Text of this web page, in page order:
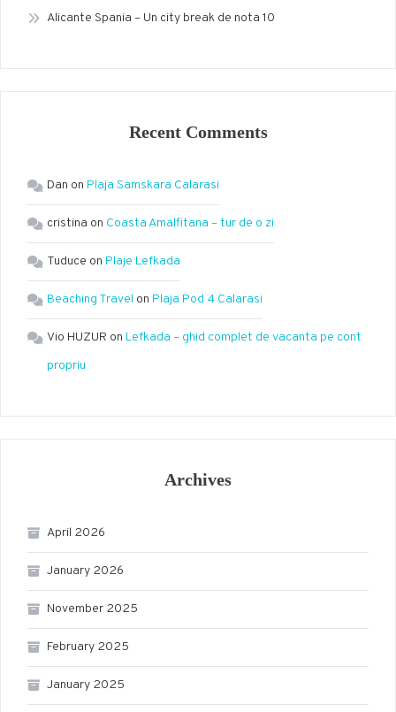
Alicante Spania – Un city break de nota 10
Recent Comments
Dan on Plaja Samskara Calarasi
cristina on Coasta Amalfitana – tur de o zi
Tuduce on Plaje Lefkada
Beaching Travel on Plaja Pod 4 Calarasi
Vio HUZUR on Lefkada – ghid complet de vacanta pe cont
propriu
Archives
April 2026
January 2026
November 2025
February 2025
January 2025